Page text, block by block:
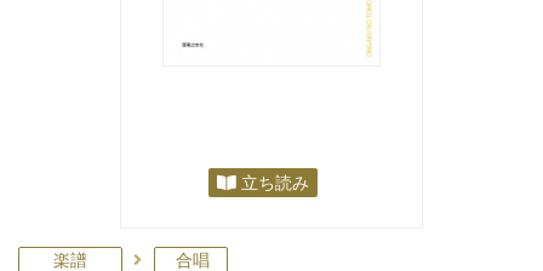
立ち読み
楽譜 合唱